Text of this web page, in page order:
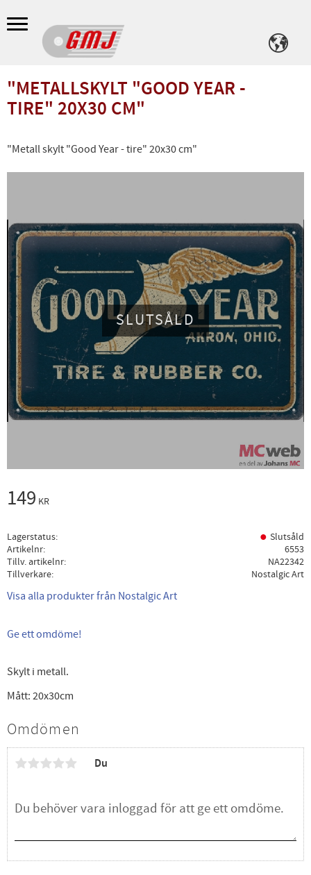
Meny
"METALLSKYLT "GOOD YEAR -
TIRE" 20X30 CM"
"Metall skylt "Good Year - tire" 20x30 cm"
SLUTSÅLD
149 KR
Lagerstatus
Slutsåld
Artikelnr
6553
Tillv. artikelnr
NA22342
Tillverkare
Nostalgic Art
Visa alla produkter från Nostalgic Art
Ge ett omdöme!
Skylt i metall.
Mått: 20x30cm
Omdömen
Du